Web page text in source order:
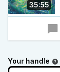
35:55
Your handle